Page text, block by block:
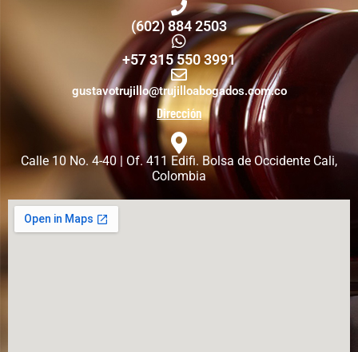
(602) 884 2503
+57 315 550 3991
gustavotrujillo@trujilloabogados.com.co
Dirección
Calle 10 No. 4-40 | Of. 411 Edifi. Bolsa de Occidente Cali,
Colombia